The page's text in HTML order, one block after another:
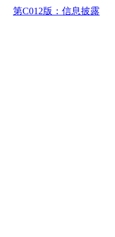
第C012版：信息披露